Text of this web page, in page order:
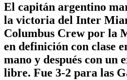
El capitán argentino
la victoria del Inter
Columbus Crew por la
en definición con clase
mano y después con un
libre. Fue 3-2 para las